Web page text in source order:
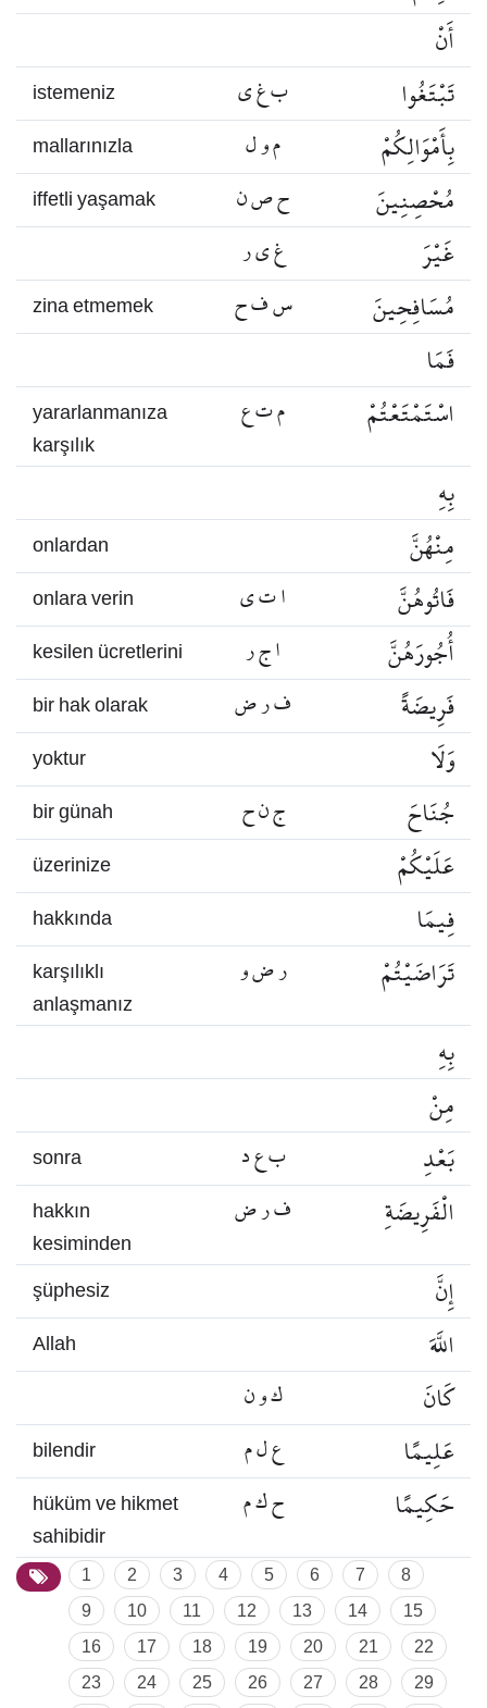
أَنْ
istemeniz ب غ ي تَبْتَغُوا
mallarınızla م و ل بِأَمْوَالِكُمْ
iffetli yaşamak ح ص ن مُحْصِنِينَ
غ ي ر غَيْرَ
zina etmemek س ف ح
مُسَافِحِينَ
فَمَا
yararlanmanıza
karşılık
م ت ع
اسْتَمْتَعْتُمْ
بِهِ
onlardan مِنْهُنَّ
onlara verin ا ت ي فَاتُوهُنَّ
kesilen ücretlerini ا ج ر أُجُورَهُنَّ
bir hak olarak ف ر ض فَرِيضَةً
yoktur وَلَا
bir günah ج ن ح جُنَاحَ
üzerinize عَلَيْكُمْ
hakkında فِيمَا
karşılıklı
anlaşmanız
ر ض و
تَرَاضَيْتُمْ
بِهِ
مِنْ
sonra ب ع د بَعْدِ
hakkın
kesiminden
ف ر ض الْفَرِيضَةِ
şüphesiz إِنَّ
Allah اللَّهَ
ك و ن كَانَ
bilendir ع ل م عَلِيمًا
hüküm ve hikmet
sahibidir
ح ك م حَكِيمًا
1 2 3 4 5 6 7
8
9
10 11 12 13 14
15
16
17 18 19 20 21
22
23
24 25 26 27 28
29